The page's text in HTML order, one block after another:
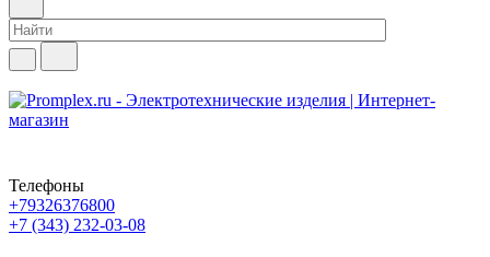
Телефоны
+79326376800
+7 (343) 232-03-08